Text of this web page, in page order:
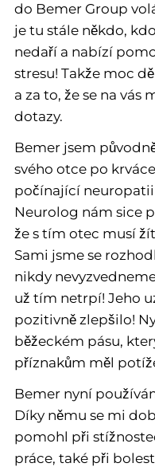
do Bemer Group
je tu stále někdo,
nedaří a nabízí
stresu! Takže moc
a za to, že se na
dotazy.
Bemer jsem
svého otce po
počínající
Neurolog nám sice
že s tím otec musí
Sami jsme se
nikdy
už tím netrpí! Jeho
pozitivně zlepšilo!
běžeckém pásu,
příznakům měl
Bemer nyní
Díky němu se mi
pomohl při
práce, také při